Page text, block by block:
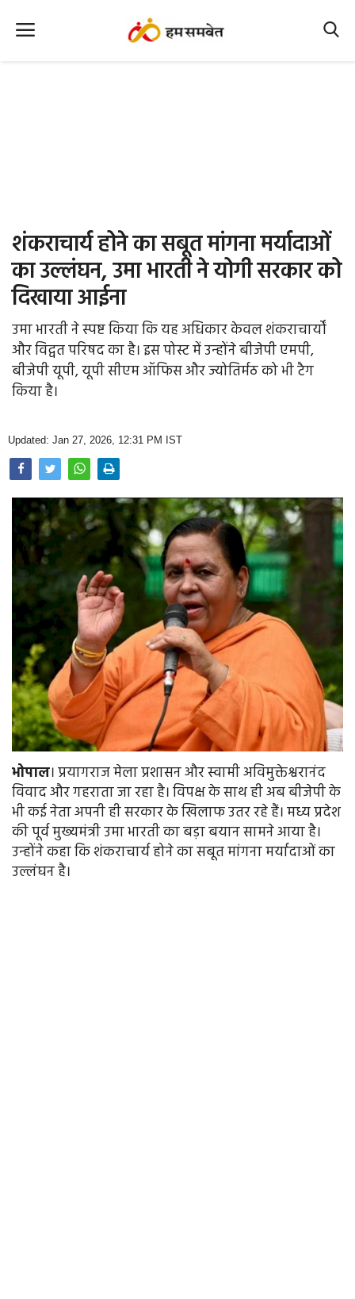
Office Office
Political Gossips
Farm & Food
Opinion
Photo Gallery
Home
शंकराचार्य होने का सबूत मांगना मर्यादाओं
का उल्लंघन, उमा भारती ने योगी सरकार को
दिखाया आईना
उमा भारती ने स्पष्ट किया कि यह अधिकार केवल शंकराचार्यों
और विद्वत परिषद का है। इस पोस्ट में उन्होंने बीजेपी एमपी,
बीजेपी यूपी, यूपी सीएम ऑफिस और ज्योतिर्मठ को भी टैग
किया है।
Updated: Jan 27, 2026, 12:31 PM IST
भोपाल। प्रयागराज मेला प्रशासन और स्वामी अविमुक्तेश्वरानंद
विवाद और गहराता जा रहा है। विपक्ष के साथ ही अब बीजेपी के
भी कई नेता अपनी ही सरकार के खिलाफ उतर रहे हैं। मध्य प्रदेश
की पूर्व मुख्यमंत्री उमा भारती का बड़ा बयान सामने आया है।
उन्होंने कहा कि शंकराचार्य होने का सबूत मांगना मर्यादाओं का
उल्लंघन है।